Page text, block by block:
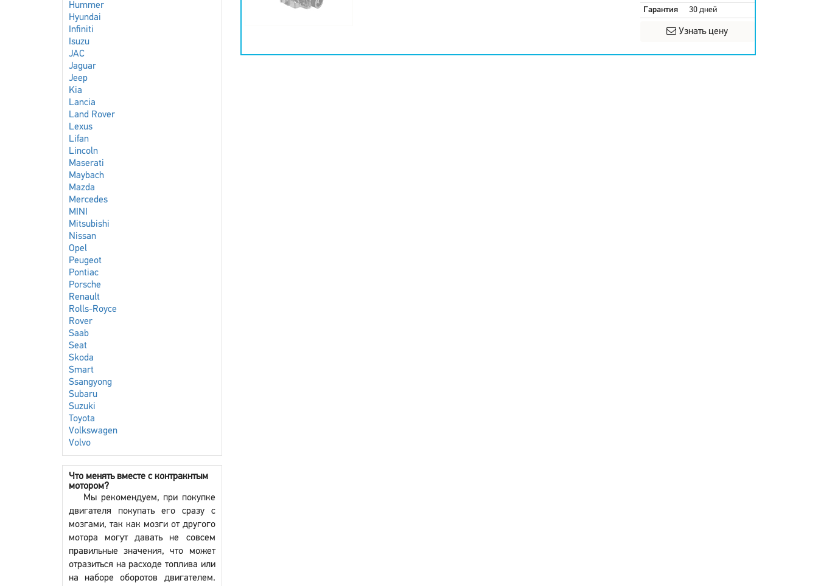
Hummer
Hyundai
Infiniti
Isuzu
JAC
Jaguar
Jeep
Kia
Lancia
Land Rover
Lexus
Lifan
Lincoln
Maserati
Maybach
Mazda
Mercedes
MINI
Mitsubishi
Nissan
Opel
Peugeot
Pontiac
Porsche
Renault
Rolls-Royce
Rover
Saab
Seat
Skoda
Smart
Ssangyong
Subaru
Suzuki
Toyota
Volkswagen
Volvo
Что менять вместе с контракнтым
мотором?
Мы рекомендуем, при покупке
двигателя покупать его сразу с
мозгами, так как мозги от другого
мотора могут давать не совсем
правильные значения, что может
отразиться на расходе топлива или
на наборе оборотов двигателем.
Гарантия
30 дней
Узнать цену